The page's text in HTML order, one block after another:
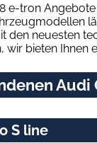
e-tron
den neuesten
bieten Ihnen
S line